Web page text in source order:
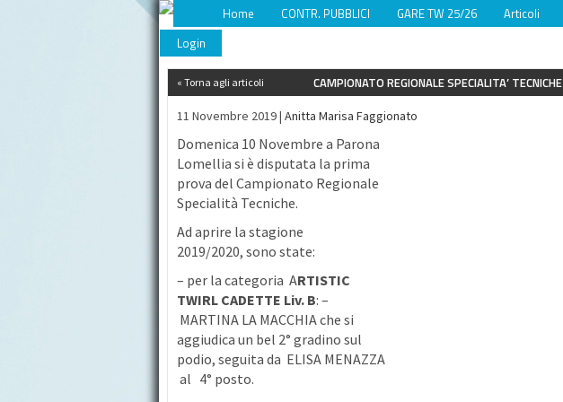
Home CONTR. PUBBLICI GARE TW 25/26 Articoli
Login
« Torna agli articoli CAMPIONATO REGIONALE SPECIALITA’ TECNICHE
11 Novembre 2019 | Anitta Marisa Faggionato
Domenica 10 Novembre a Parona
Lomellia si è disputata la prima
prova del Campionato Regionale
Specialità Tecniche.
Ad aprire la stagione
2019/2020, sono state:
– per la categoria ARTISTIC
TWIRL CADETTE Liv. B: –
MARTINA LA MACCHIA che si
aggiudica un bel 2° gradino sul
podio, seguita da ELISA MENAZZA
al 4° posto.